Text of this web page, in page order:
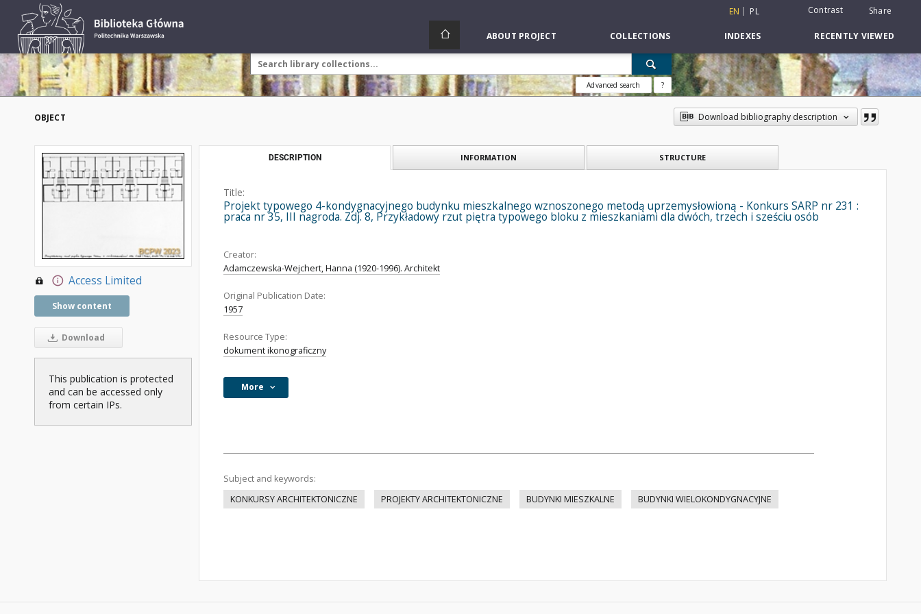
EN PL Contrast Share
ABOUT PROJECT COLLECTIONS INDEXES RECENTLY VIEWED
Advanced search ?
OBJECT Download bibliography description
Access Limited
Show content
Download
This publication is protected
and can be accessed only
from certain IPs.
DESCRIPTION INFORMATION STRUCTURE
Title:
Projekt typowego 4-kondygnacyjnego budynku mieszkalnego wznoszonego metodą uprzemysłowioną - Konkurs SARP nr 231 :
praca nr 35, III nagroda. Zdj. 8, Przykładowy rzut piętra typowego bloku z mieszkaniami dla dwóch, trzech i sześciu osób
Creator:
Adamczewska-Wejchert, Hanna (1920-1996). Architekt
Original Publication Date:
1957
Resource Type:
dokument ikonograficzny
More
Subject and keywords:
KONKURSY ARCHITEKTONICZNE
PROJEKTY ARCHITEKTONICZNE BUDYNKI MIESZKALNE BUDYNKI WIELOKONDYGNACYJNE